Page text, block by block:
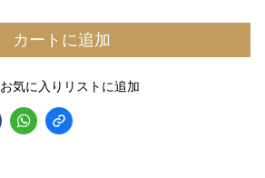
カートに追加
お気に入りリストに追加